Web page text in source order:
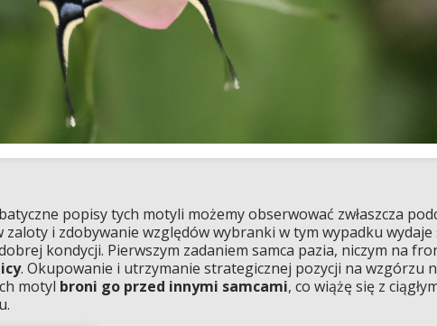
popisy tych motyli możemy obserwować zwłaszcza
i zdobywanie względów wybranki w tym wypadku wydaje
kondycji. Pierwszym zadaniem samca pazia, niczym na
. Okupowanie i utrzymanie strategicznej pozycji na wzgórzu
motyl broni go przed innymi samcami, co wiążę się z